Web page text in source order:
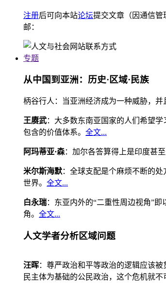
注册后可向本站论坛提交文章（因通信管
邮：
专题
从中国到亚洲：历史·区域·民族
柄谷行人：当亚洲经济成为一种威胁，并
王赓武：大多数东南亚国家的人们希望
包含的价值体系。 全文...
阿玛蒂亚·森：加尔各答算得上是印度甚
米尔斯海默：全球支配是个麻烦不断的
世界。 全文...
白永瑞：东亚内外的“二重性周边视角”
角。 全文...
人文学者分析区域问题
汪晖：尊严政治和平等政治的逻辑应该
民主体为基础的公民政治，这个危机就不